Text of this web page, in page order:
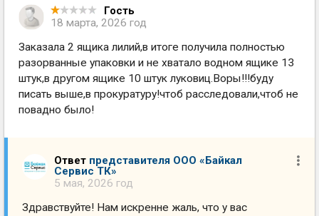
Гость
18 марта, 2026 год
Заказала 2 ящика лилий,в итоге получила полностью
разорванные упаковки и не хватало водном ящике 13
штук,в другом ящике 10 штук луковиц.Воры!!!буду
писать выше,в прокуратуру!чтоб расследовали,чтоб не
повадно было!
Ответ представителя ООО «Байкал
Сервис ТК»
5 мая, 2026 год
Здравствуйте! Нам искренне жаль, что у вас